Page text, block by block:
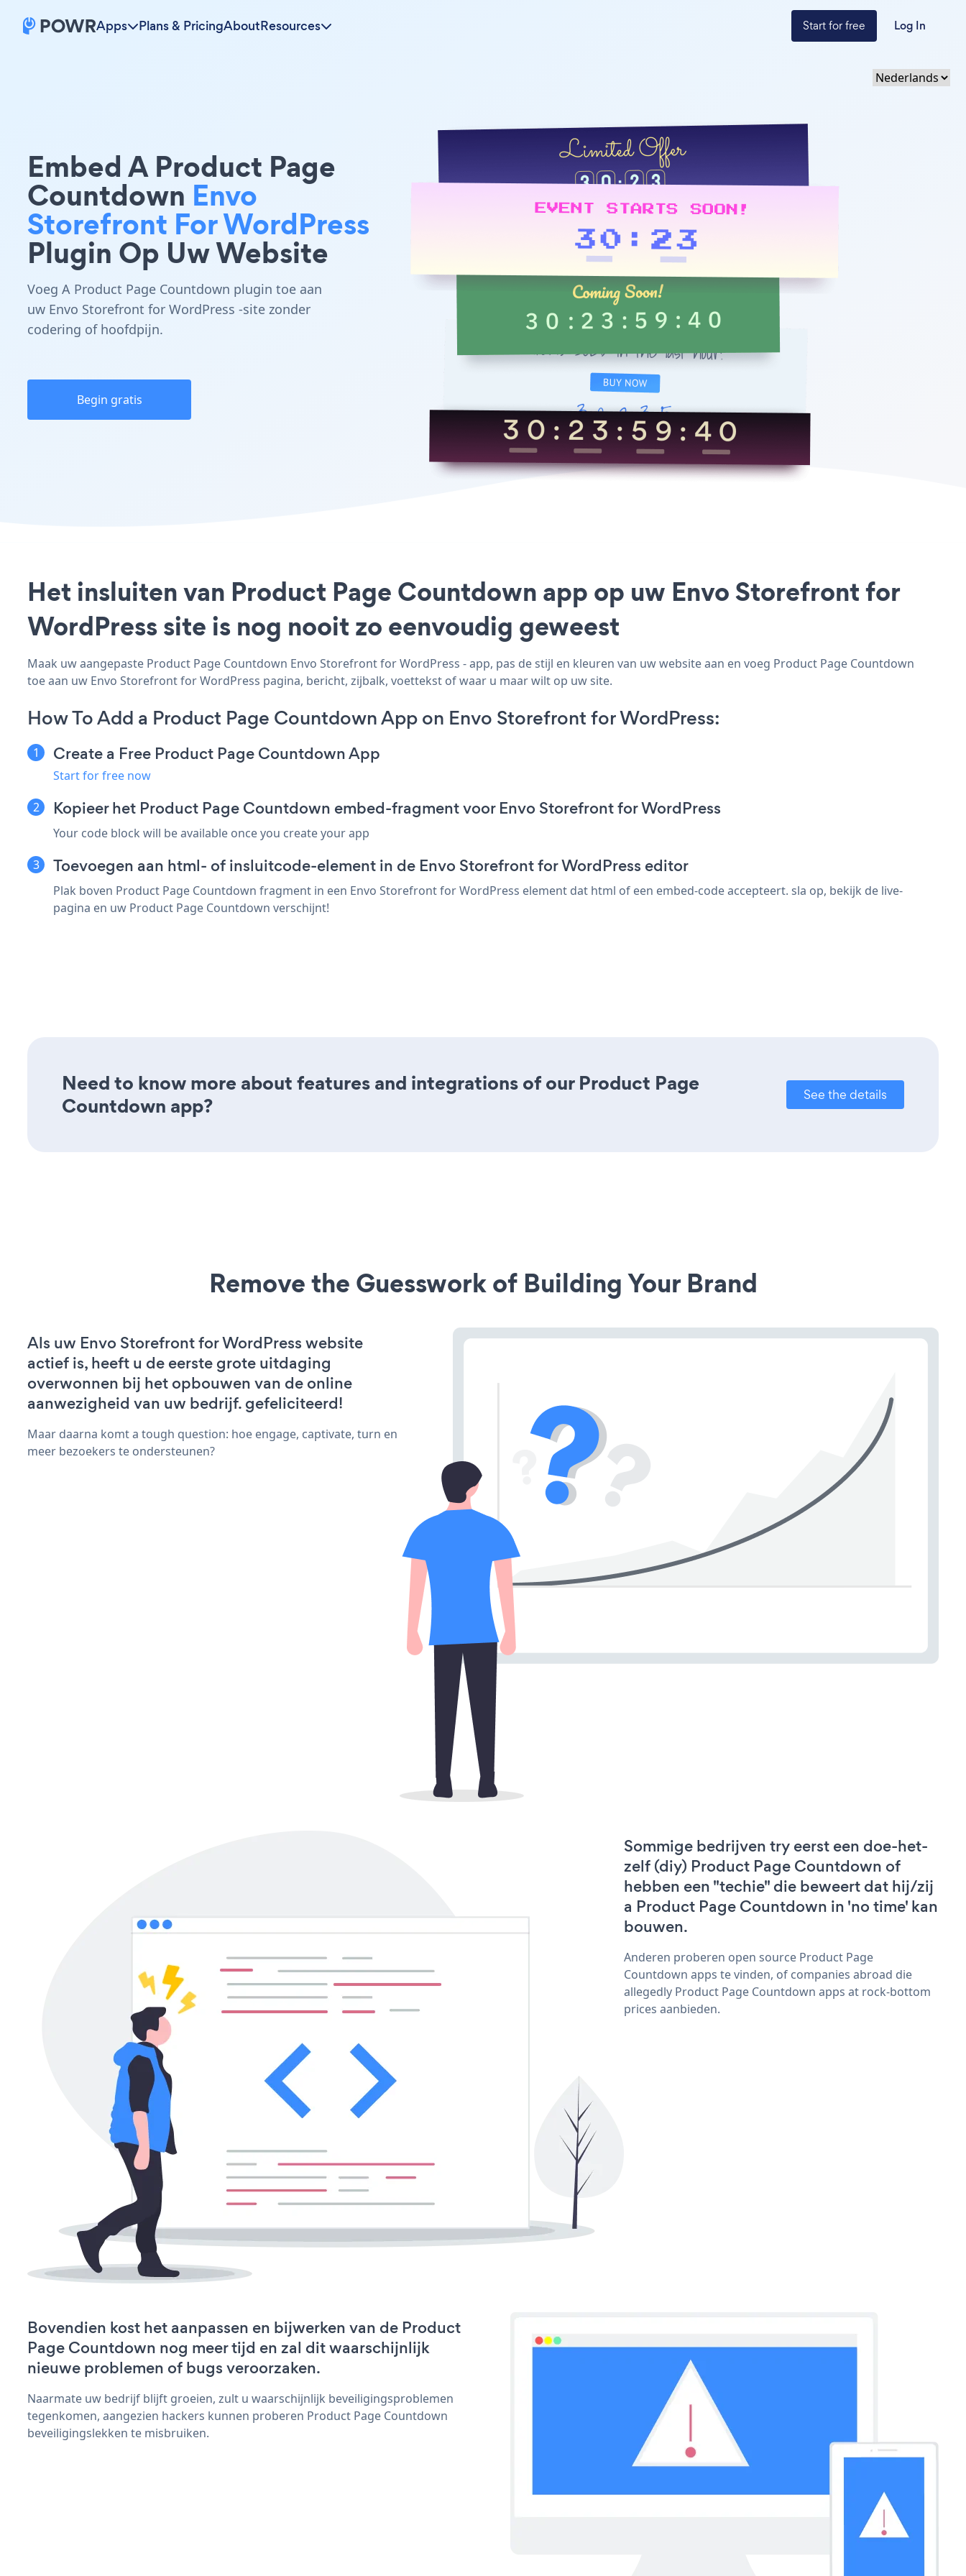
Apps Plans & PricingAboutResources Start for free Log In
Embed A Product Page
Countdown Envo
Storefront For WordPress
Plugin Op Uw Website
Voeg A Product Page Countdown plugin toe aan
uw Envo Storefront for WordPress -site zonder
codering of hoofdpijn.
Begin gratis
Het insluiten van Product Page Countdown app op uw Envo Storefront for
WordPress site is nog nooit zo eenvoudig geweest
Maak uw aangepaste Product Page Countdown Envo Storefront for WordPress - app, pas de stijl en kleuren van uw website aan en voeg Product Page Countdown
toe aan uw Envo Storefront for WordPress pagina, bericht, zijbalk, voettekst of waar u maar wilt op uw site.
How To Add a Product Page Countdown App on Envo Storefront for WordPress:
Create a Free Product Page Countdown App
Start for free now
Kopieer het Product Page Countdown embed-fragment voor Envo Storefront for WordPress
Your code block will be available once you create your app
Toevoegen aan html- of insluitcode-element in de Envo Storefront for WordPress editor
Plak boven Product Page Countdown fragment in een Envo Storefront for WordPress element dat html of een embed-code accepteert. sla op, bekijk de live-
pagina en uw Product Page Countdown verschijnt!
Need to know more about features and integrations of our Product Page
Countdown app?
See the details
Remove the Guesswork of Building Your Brand
Als uw Envo Storefront for WordPress website
actief is, heeft u de eerste grote uitdaging
overwonnen bij het opbouwen van de online
aanwezigheid van uw bedrijf. gefeliciteerd!
Maar daarna komt a tough question: hoe engage, captivate, turn en
meer bezoekers te ondersteunen?
Sommige bedrijven try eerst een doe-het-
zelf (diy) Product Page Countdown of
hebben een "techie" die beweert dat hij/zij
a Product Page Countdown in 'no time' kan
bouwen.
Anderen proberen open source Product Page
Countdown apps te vinden, of companies abroad die
allegedly Product Page Countdown apps at rock-bottom
prices aanbieden.
Bovendien kost het aanpassen en bijwerken van de Product
Page Countdown nog meer tijd en zal dit waarschijnlijk
nieuwe problemen of bugs veroorzaken.
Naarmate uw bedrijf blijft groeien, zult u waarschijnlijk beveiligingsproblemen
tegenkomen, aangezien hackers kunnen proberen Product Page Countdown
beveiligingslekken te misbruiken.